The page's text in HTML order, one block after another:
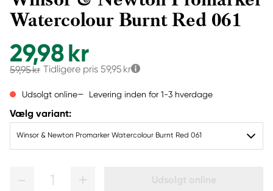
Watercolour Burnt Red 061
29,98 kr
59,95 kr Tidligere pris 59,95 kr
Udsolgt online Levering inden for 1-3 hverdage
Vælg variant:
Winsor & Newton Promarker Watercolour Burnt Red 061
1 Udsolgt online